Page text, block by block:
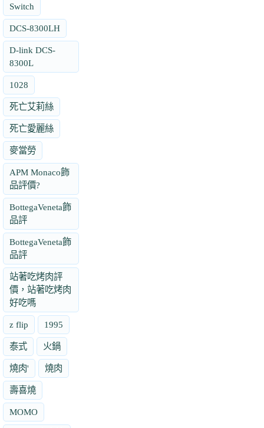
Switch
DCS-8300LH
D-link DCS-
8300L
1028
死亡艾莉絲
死亡愛麗絲
麥當勞
APM Monaco飾
品評價?
BottegaVeneta飾
品評
BottegaVeneta飾
品評
站著吃烤肉評
價，站著吃烤肉
好吃嗎
z flip 1995
泰式 火鍋
燒肉' 燒肉
壽喜燒
MOMO